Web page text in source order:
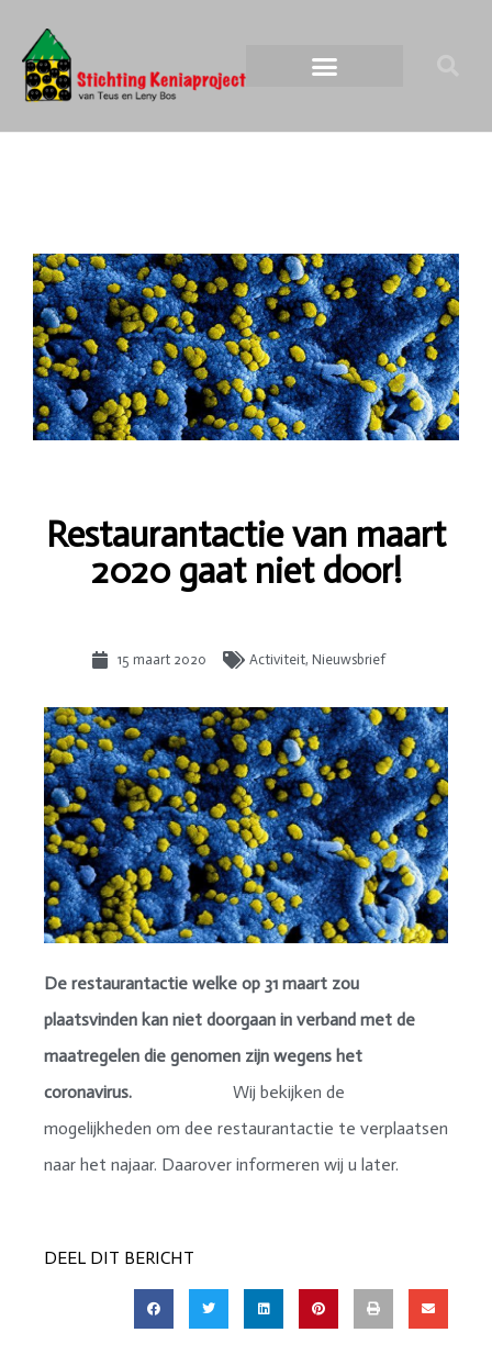
Restaurantactie van maart
2020 gaat niet door!
15 maart 2020 Activiteit, Nieuwsbrief
De restaurantactie welke op 31 maart zou
plaatsvinden kan niet doorgaan in verband met de
maatregelen die genomen zijn wegens het
coronavirus. Wij bekijken de
mogelijkheden om dee restaurantactie te verplaatsen
naar het najaar. Daarover informeren wij u later.
DEEL DIT BERICHT